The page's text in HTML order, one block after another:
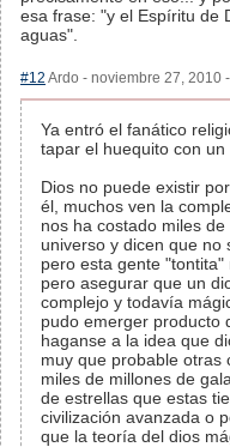
esa frase: "y el Espíritu de
aguas".
#12 Ardo - noviembre 27, 2010
Ya entró el fanático
tapar el huequito con
Dios no puede existir
él, muchos ven la
nos ha costado miles
universo y dicen que no
pero esta gente
pero asegurar que un
complejo y todavía
pudo emerger producto
haganse a la idea que
muy que probable otras
miles de millones de
de estrellas que estas
civilización avanzada o
que la teoría del dios